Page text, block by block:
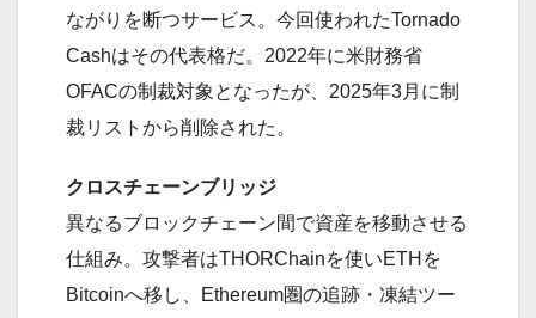
ながりを断つサービス。今回使われたTornado
Cashはその代表格だ。2022年に米財務省
OFACの制裁対象となったが、2025年3月に制
裁リストから削除された。
クロスチェーンブリッジ
異なるブロックチェーン間で資産を移動させる
仕組み。攻撃者はTHORChainを使いETHを
Bitcoinへ移し、Ethereum圏の追跡・凍結ツー